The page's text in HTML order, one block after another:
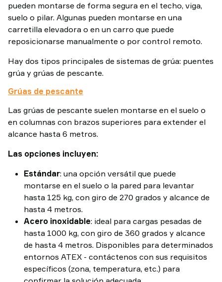
pueden montarse de forma segura en el techo, viga,
suelo o pilar. Algunas pueden montarse en una
carretilla elevadora o en un carro que puede
reposicionarse manualmente o por control remoto.
Hay dos tipos principales de sistemas de grúa: puentes
grúa y grúas de pescante.
Grúas de pescante
Las grúas de pescante suelen montarse en el suelo o
en columnas con brazos superiores para extender el
alcance hasta 6 metros.
Las opciones incluyen:
Estándar: una opción versátil que puede
montarse en el suelo o la pared para levantar
hasta 125 kg, con giro de 270 grados y alcance de
hasta 4 metros.
Acero inoxidable: ideal para cargas pesadas de
hasta 1000 kg, con giro de 360 grados y alcance
de hasta 4 metros. Disponibles para determinados
entornos ATEX - contáctenos con sus requisitos
específicos (zona, temperatura, etc.) para